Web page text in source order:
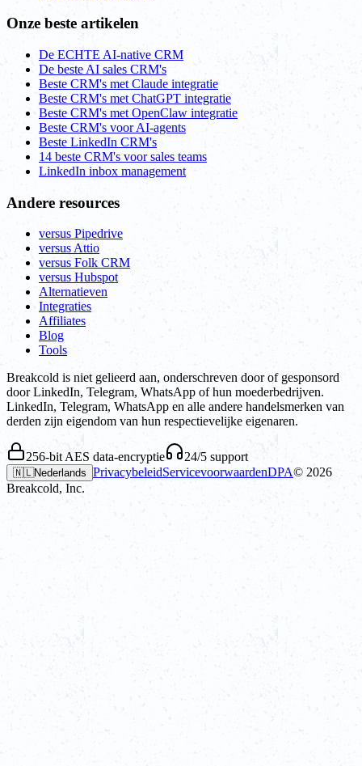
Onze beste artikelen
De ECHTE AI-native CRM
De beste AI sales CRM's
Beste CRM's met Claude integratie
Beste CRM's met ChatGPT integratie
Beste CRM's met OpenClaw integratie
Beste CRM's voor AI-agents
Beste LinkedIn CRM's
14 beste CRM's voor sales teams
LinkedIn inbox management
Andere resources
versus Pipedrive
versus Attio
versus Folk CRM
versus Hubspot
Alternatieven
Integraties
Affiliates
Blog
Tools
Breakcold is niet gelieerd aan, onderschreven door of gesponsord
door LinkedIn, Telegram, WhatsApp of hun moederbedrijven.
LinkedIn, Telegram, WhatsApp en alle andere handelsmerken van
derden zijn eigendom van hun respectievelijke eigenaren.
256-bit AES data-encryptie 24/5 support
🇳🇱Nederlands PrivacybeleidServicevoorwaardenDPA© 2026
Breakcold, Inc.